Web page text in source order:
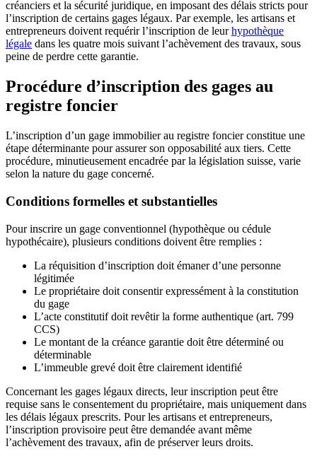
créanciers et la sécurité juridique, en imposant des délais stricts pour
l’inscription de certains gages légaux. Par exemple, les artisans et
entrepreneurs doivent requérir l’inscription de leurhypothèque
légale dans les quatre mois suivant l’achèvement des travaux, sous
peine de perdre cette garantie.
Procédure d’inscription des gages au
registre foncier
L’inscription d’un gage immobilier au registre foncier constitue une
étape déterminante pour assurer son opposabilité aux tiers. Cette
procédure, minutieusement encadrée par la législation suisse, varie
selon la nature du gage concerné.
Conditions formelles et substantielles
Pour inscrire un gage conventionnel (hypothèque ou cédule
hypothécaire), plusieurs conditions doivent être remplies :
La réquisition d’inscription doit émaner d’une personne
légitimée
Le propriétaire doit consentir expressément à la constitution
du gage
L’acte constitutif doit revêtir la forme authentique (art. 799
CCS)
Le montant de la créance garantie doit être déterminé ou
déterminable
L’immeuble grevé doit être clairement identifié
Concernant les gages légaux directs, leur inscription peut être
requise sans le consentement du propriétaire, mais uniquement dans
les délais légaux prescrits. Pour les artisans et entrepreneurs,
l’inscription provisoire peut être demandée avant même
l’achèvement des travaux, afin de préserver leurs droits.